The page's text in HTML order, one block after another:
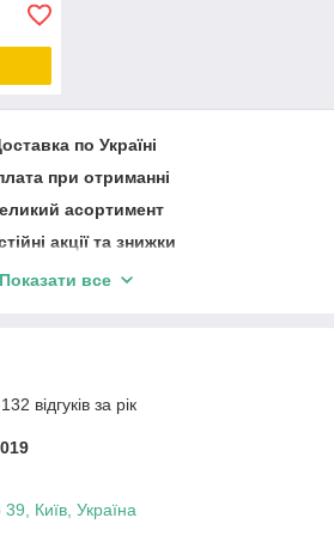
по Україні
при отриманні
асортимент
акції та знижки
із лікування ран
Показати все
відгуків за рік
Київ, Україна